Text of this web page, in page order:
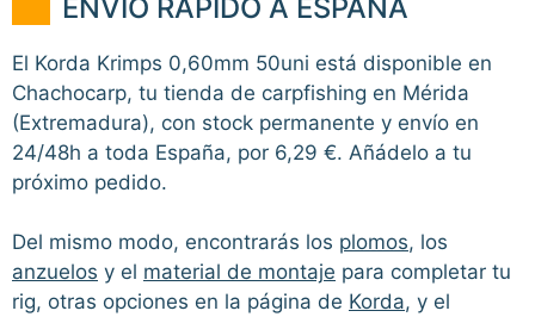
ENVÍO RÁPIDO A ESPAÑA
El Korda Krimps 0,60mm 50uni está disponible en
Chachocarp, tu tienda de carpfishing en Mérida
(Extremadura), con stock permanente y envío en
24/48h a toda España, por 6,29 €. Añádelo a tu
próximo pedido.
Del mismo modo, encontrarás los plomos, los
anzuelos y el material de montaje para completar tu
rig, otras opciones en la página de Korda, y el